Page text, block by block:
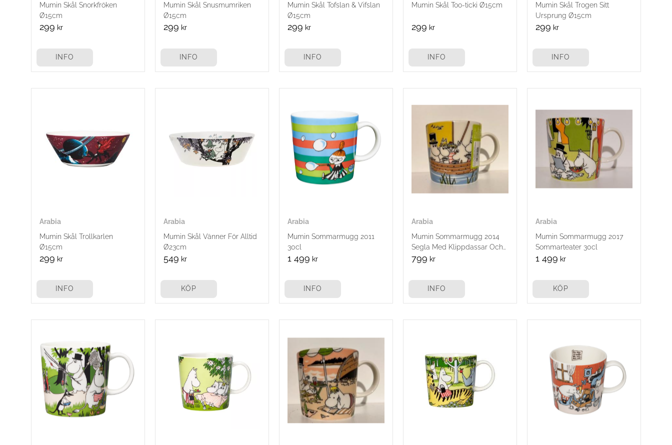
Mumin Skål Snorkfröken
Ø15cm
299 kr
INFO
Mumin Skål Snusmumriken
Ø15cm
299 kr
INFO
Mumin Skål Tofslan & Vifslan
Ø15cm
299 kr
INFO
Mumin Skål Too-ticki Ø15cm
299 kr
INFO
Mumin Skål Trogen Sitt
Ursprung Ø15cm
299 kr
INFO
Arabia
Mumin Skål Trollkarlen
Ø15cm
299 kr
INFO
Arabia
Mumin Skål Vänner För Alltid
Ø23cm
549 kr
KÖP
Arabia
Mumin Sommarmugg 2011
30cl
1 499 kr
INFO
Arabia
Mumin Sommarmugg 2014
Segla Med Klippdassar Och
Tooticky 30cl
799 kr
INFO
Arabia
Mumin Sommarmugg 2017
Sommarteater 30cl
1 499 kr
KÖP